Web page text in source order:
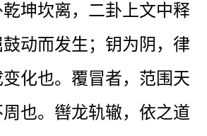
坤坎离，二卦上文中释
动而发生；钥为阴，律
化也。覆冒者，范围天
也。辔龙轨辙，依之道